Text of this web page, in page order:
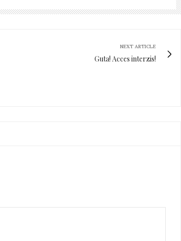
NEXT ARTICLE
Guta! Acces interzis!